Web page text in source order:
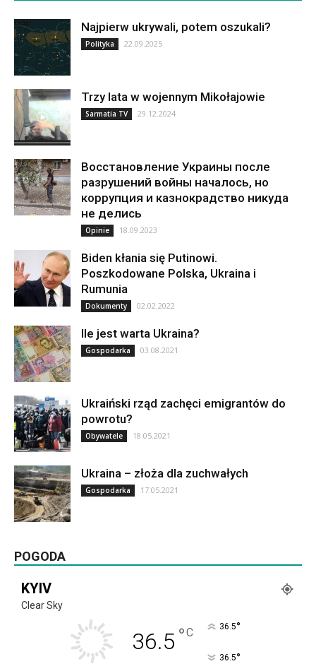
Najpierw ukrywali, potem oszukali?
Polityka 22.09.2025
Trzy lata w wojennym Mikołajowie
Sarmatia TV 29.12.2024
Восстановление Украины после
разрушений войны началось, но
коррупция и казнокрадство никуда
не делись
Opinie 18.09.2023
Biden kłania się Putinowi.
Poszkodowane Polska, Ukraina i
Rumunia
Dokumenty 02.02.2022
Ile jest warta Ukraina?
Gospodarka 03.08.2021
Ukraiński rząd zachęci emigrantów do
powrotu?
Obywatele 18.05.2021
Ukraina – złoża dla zuchwałych
Gospodarka 17.05.2021
POGODA
KYIV
Clear Sky
36.5 °C 36.5°
36.5°